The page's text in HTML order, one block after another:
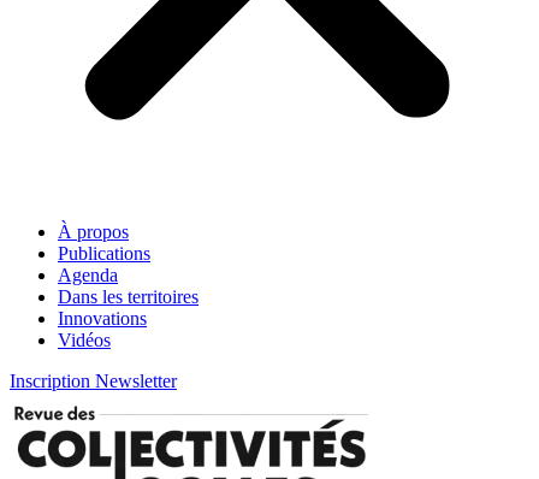
À propos
Publications
Agenda
Dans les territoires
Innovations
Vidéos
Inscription Newsletter